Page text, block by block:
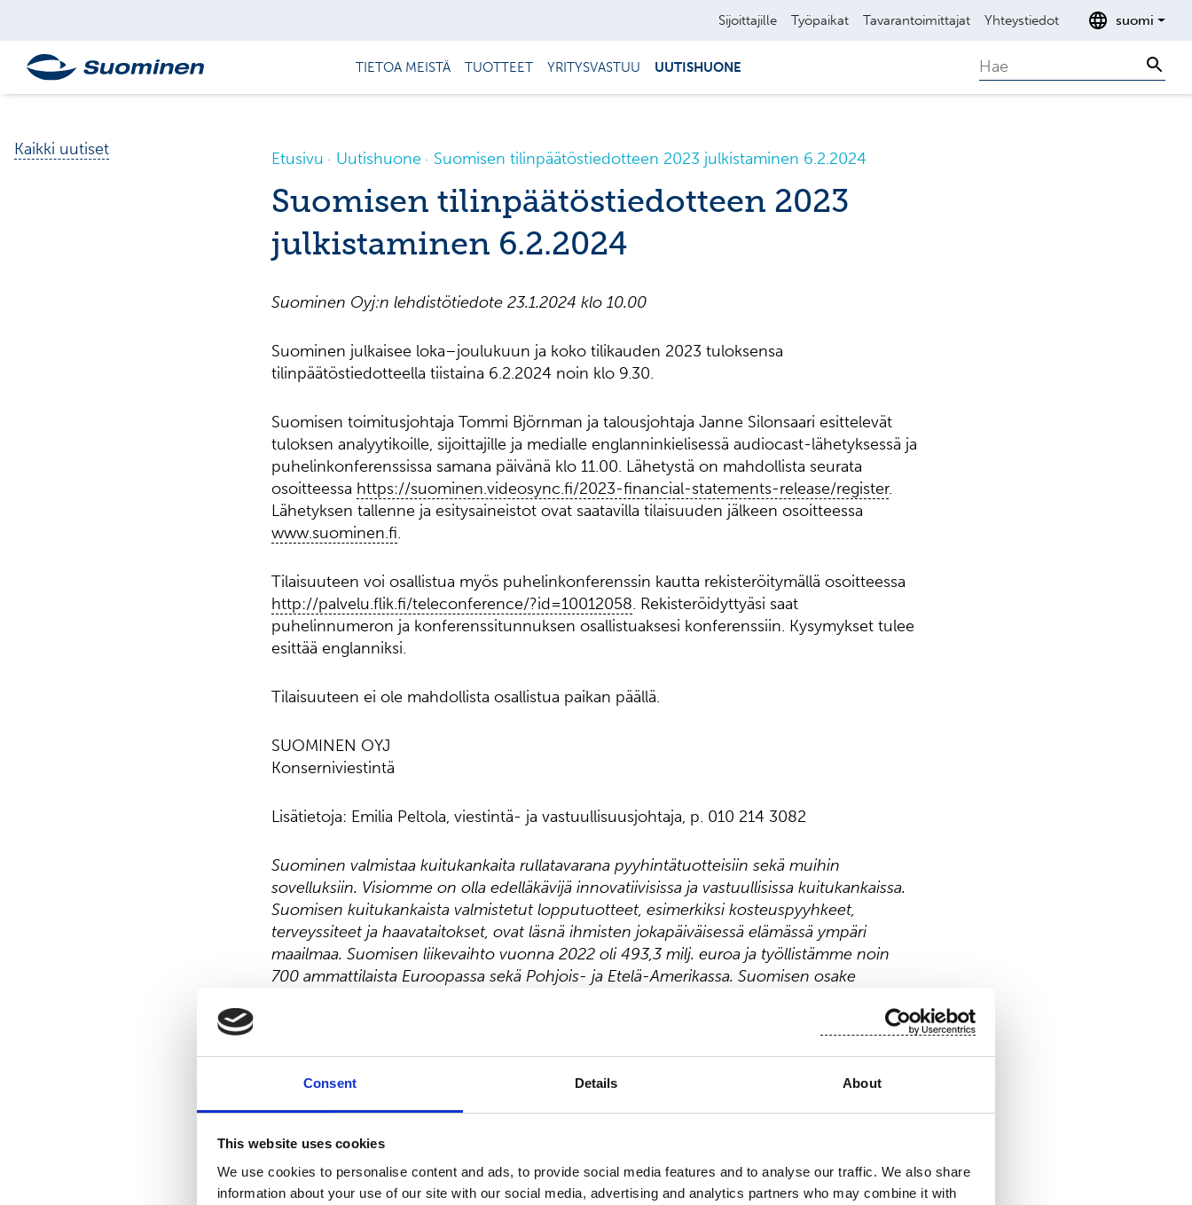
Consent Details About
This website uses cookies
We use cookies to personalise content and ads, to provide social media features and to analyse our traffic. We also share
information about your use of our site with our social media, advertising and analytics partners who may combine it with
Sijoittajille Työpaikat Tavarantoimittajat Yhteystiedot suomi
TIETOA MEISTÄ TUOTTEET YRITYSVASTUU UUTISHUONE Search
Kaikki uutiset Etusivu Uutishuone Suomisen tilinpäätöstiedotteen 2023 julkistaminen 6.2.2024
Suomisen tilinpäätöstiedotteen 2023
julkistaminen 6.2.2024
Suominen Oyj:n lehdistötiedote 23.1.2024 klo 10.00
Suominen julkaisee loka–joulukuun ja koko tilikauden 2023 tuloksensa
tilinpäätöstiedotteella tiistaina 6.2.2024 noin klo 9.30.
Suomisen toimitusjohtaja Tommi Björnman ja talousjohtaja Janne Silonsaari esittelevät
tuloksen analyytikoille, sijoittajille ja medialle englanninkielisessä audiocast-lähetyksessä ja
puhelinkonferenssissa samana päivänä klo 11.00. Lähetystä on mahdollista seurata
osoitteessa https://suominen.videosync.fi/2023-financial-statements-release/register.
Lähetyksen tallenne ja esitysaineistot ovat saatavilla tilaisuuden jälkeen osoitteessa
www.suominen.fi.
Tilaisuuteen voi osallistua myös puhelinkonferenssin kautta rekisteröitymällä osoitteessa
http://palvelu.flik.fi/teleconference/?id=10012058. Rekisteröidyttyäsi saat
puhelinnumeron ja konferenssitunnuksen osallistuaksesi konferenssiin. Kysymykset tulee
esittää englanniksi.
Tilaisuuteen ei ole mahdollista osallistua paikan päällä.
SUOMINEN OYJ
Konserniviestintä
Lisätietoja: Emilia Peltola, viestintä- ja vastuullisuusjohtaja, p. 010 214 3082
Suominen valmistaa kuitukankaita rullatavarana pyyhintätuotteisiin sekä muihin
sovelluksiin. Visiomme on olla edelläkävijä innovatiivisissa ja vastuullisissa kuitukankaissa.
Suomisen kuitukankaista valmistetut lopputuotteet, esimerkiksi kosteuspyyhkeet,
terveyssiteet ja haavataitokset, ovat läsnä ihmisten jokapäiväisessä elämässä ympäri
maailmaa. Suomisen liikevaihto vuonna 2022 oli 493,3 milj. euroa ja työllistämme noin
700 ammattilaista Euroopassa sekä Pohjois- ja Etelä-Amerikassa. Suomisen osake
Keskeiset tiedotusvälineet
www.suominen.fi